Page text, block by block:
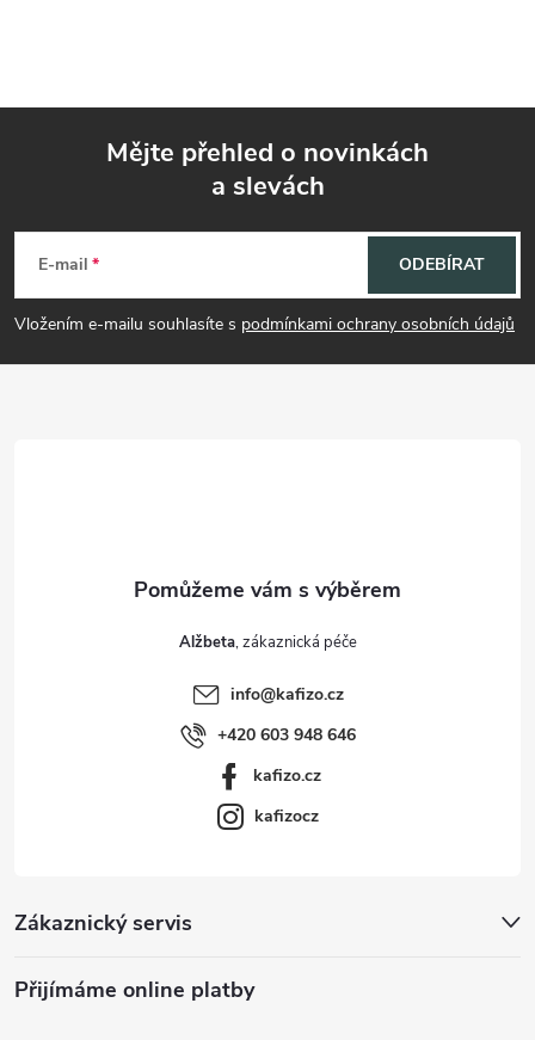
p
a
Mějte přehled o novinkách
a slevách
E-mail
Vložením e-mailu souhlasíte s podmínkami ochrany osobních údajů
ODEBÍRAT
Zákaznický servis
Přijímáme online platby
Alžbeta
info@kafizo.cz
+420 603 948 646
kafizo.cz
kafizocz